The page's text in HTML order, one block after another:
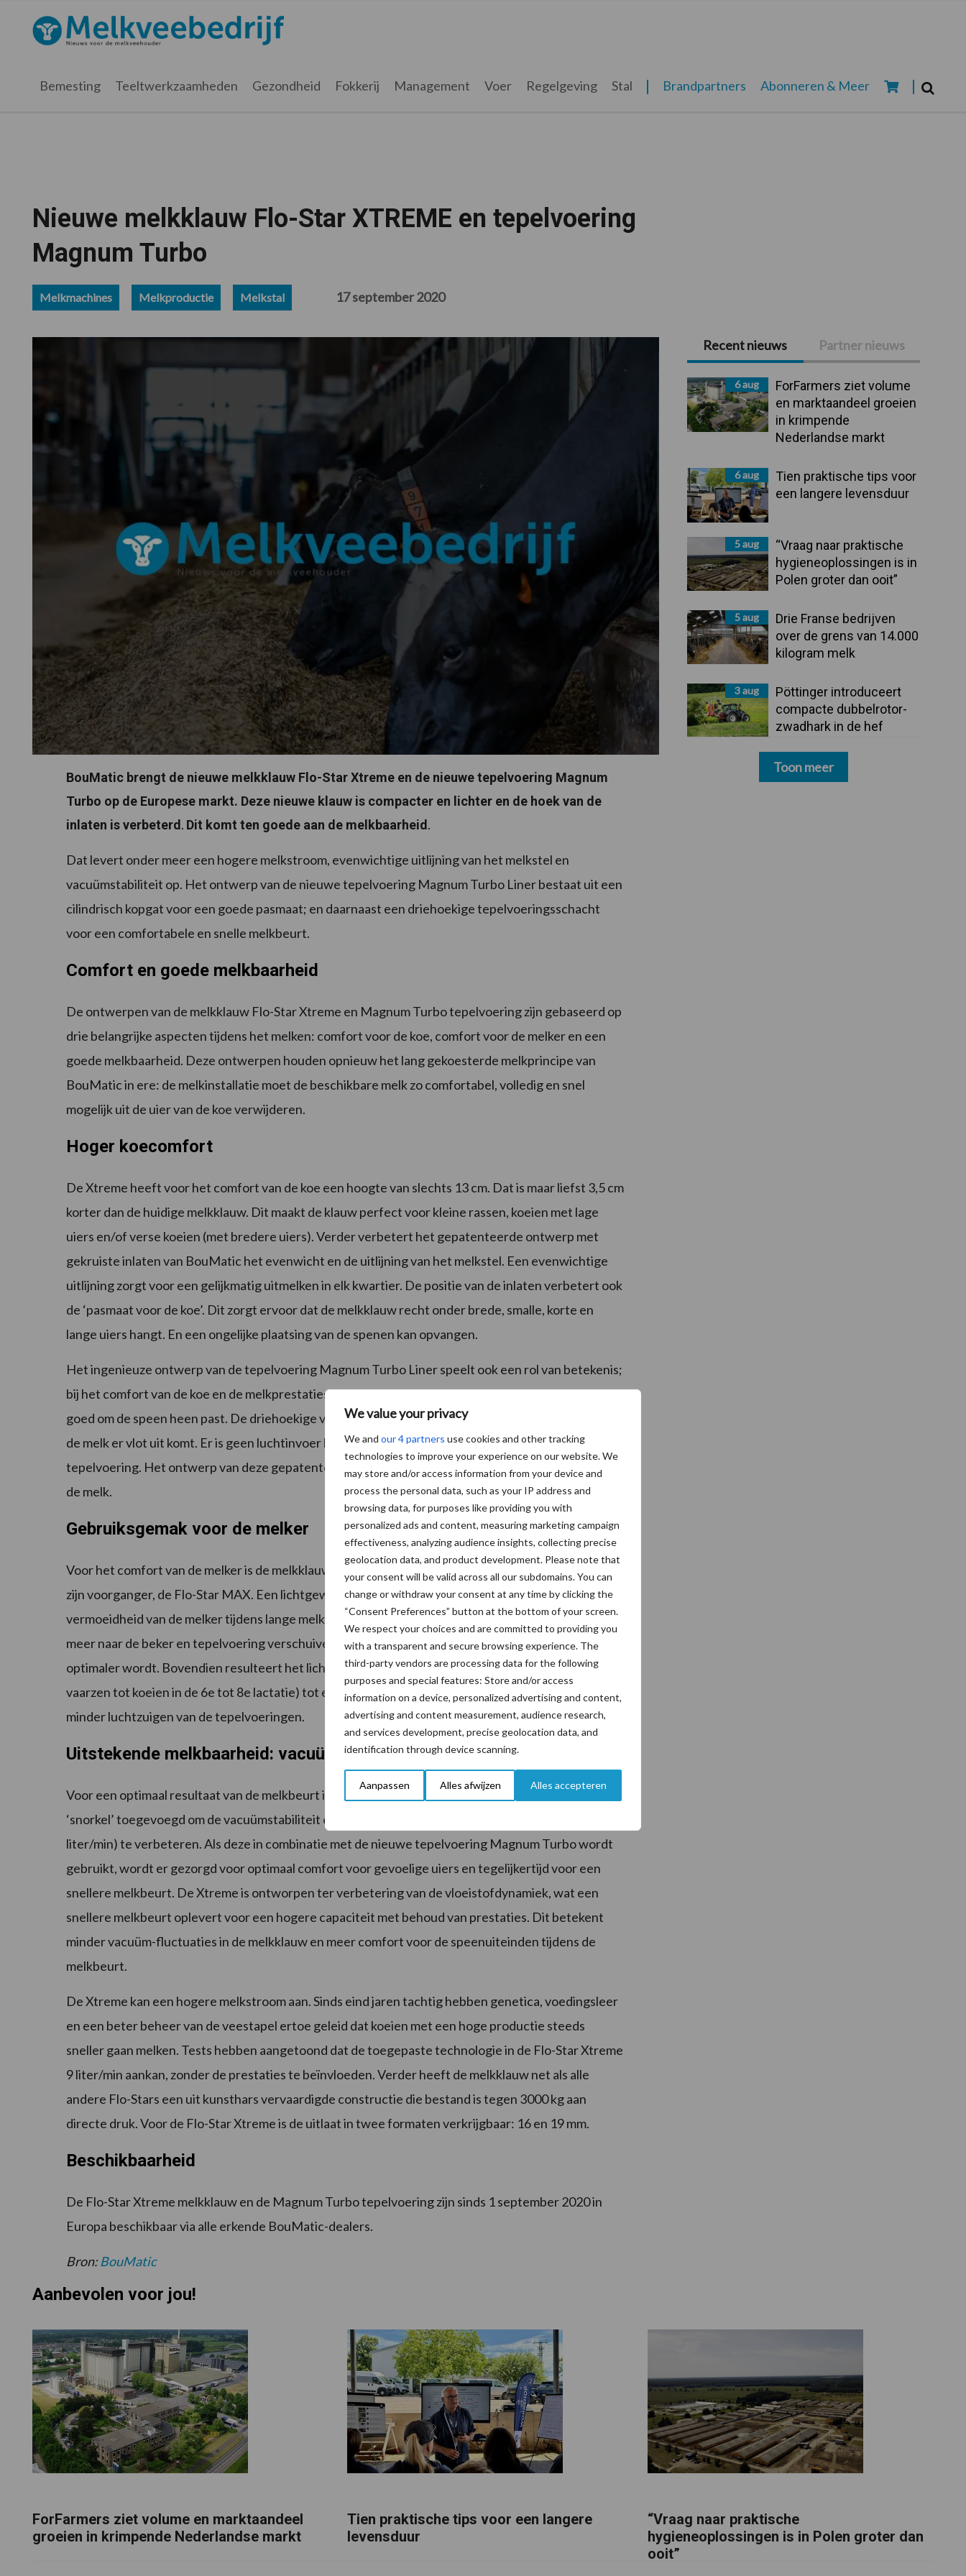
We value your privacy
We and our 4 partners use cookies and other tracking
technologies to improve your experience on our website. We
may store and/or access information from your device and
process the personal data, such as your IP address and
browsing data, for purposes like providing you with
personalized ads and content, measuring marketing campaign
effectiveness, analyzing audience insights, collecting precise
geolocation data, and product development. Please note that
your consent will be valid across all our subdomains. You can
change or withdraw your consent at any time by clicking the
“Consent Preferences” button at the bottom of your screen.
We respect your choices and are committed to providing you
with a transparent and secure browsing experience. The
third-party vendors are processing data for the following
purposes and special features: Store and/or access
information on a device, personalized advertising and content,
advertising and content measurement, audience research,
and services development, precise geolocation data, and
identification through device scanning.
Aanpassen Alles afwijzen Alles accepteren
hoofdnavigatie
hoofd
eerste
voettekst
Melkveebedrijf.nl
Bemesting Teeltwerkzaamheden Gezondheid Fokkerij Management Voer Regelgeving Stal Brandpartners Abonneren & Meer
Nieuwe melkklauw Flo-Star XTREME en tepelvoering
Magnum Turbo
Melkmachines Melkproductie Melkstal 17 september 2020
BouMatic brengt de nieuwe melkklauw Flo-Star Xtreme en de nieuwe tepelvoering Magnum
Turbo op de Europese markt. Deze nieuwe klauw is compacter en lichter en de hoek van de
inlaten is verbeterd. Dit komt ten goede aan de melkbaarheid.
Dat levert onder meer een hogere melkstroom, evenwichtige uitlijning van het melkstel en
vacuümstabiliteit op. Het ontwerp van de nieuwe tepelvoering Magnum Turbo Liner bestaat uit een
cilindrisch kopgat voor een goede pasmaat; en daarnaast een driehoekige tepelvoeringsschacht
voor een comfortabele en snelle melkbeurt.
Comfort en goede melkbaarheid
De ontwerpen van de melkklauw Flo-Star Xtreme en Magnum Turbo tepelvoering zijn gebaseerd op
drie belangrijke aspecten tijdens het melken: comfort voor de koe, comfort voor de melker en een
goede melkbaarheid. Deze ontwerpen houden opnieuw het lang gekoesterde melkprincipe van
BouMatic in ere: de melkinstallatie moet de beschikbare melk zo comfortabel, volledig en snel
mogelijk uit de uier van de koe verwijderen.
Hoger koecomfort
De Xtreme heeft voor het comfort van de koe een hoogte van slechts 13 cm. Dat is maar liefst 3,5 cm
korter dan de huidige melkklauw. Dit maakt de klauw perfect voor kleine rassen, koeien met lage
uiers en/of verse koeien (met bredere uiers). Verder verbetert het gepatenteerde ontwerp met
gekruiste inlaten van BouMatic het evenwicht en de uitlijning van het melkstel. Een evenwichtige
uitlijning zorgt voor een gelijkmatig uitmelken in elk kwartier. De positie van de inlaten verbetert ook
de ‘pasmaat voor de koe’. Dit zorgt ervoor dat de melkklauw recht onder brede, smalle, korte en
lange uiers hangt. En een ongelijke plaatsing van de spenen kan opvangen.
Het ingenieuze ontwerp van de tepelvoering Magnum Turbo Liner speelt ook een rol van betekenis;
bij het comfort van de koe en de melkprestaties. Het cilindrische kopgat zorgt dat de tepelvoering
goed om de speen heen past. De driehoekige vorm zorgt dat deze de speen zachter masseert en dat
de melk er vlot uit komt. Er is geen luchtinvoer bij de melkklauw. Dit gebeurt op het niveau van elke
tepelvoering. Het ontwerp van deze gepatenteerde ‘ventilatie’ zorgt voor een snellere afvoer van
de melk.
Gebruiksgemak voor de melker
Voor het comfort van de melker is de melkklauw nog lichter geworden, met name 85 gram lichter dan
zijn voorganger, de Flo-Star MAX. Een lichtgewicht melkklauw is gemakkelijk in gebruik en kan de
vermoeidheid van de melker tijdens lange melk-shifts verminderen. Verder kan deze het gewicht
meer naar de beker en tepelvoering verschuiven, waardoor de uitlijning van het melkstel nog
optimaler wordt. Bovendien resulteert het lichtere gewicht van het melkstel bij alle melkkoeien (van
vaarzen tot koeien in de 6e tot 8e lactatie) tot een minder vaak afzakken van de melkklauwen en
minder luchtzuigen van de tepelvoeringen.
Uitstekende melkbaarheid: vacuümstabiliteit en snelheid
Voor een optimaal resultaat van de melkbeurt is er onafhankelijk van de melkstroom een vacuüm
‘snorkel’ toegevoegd om de vacuümstabiliteit en snelheid van de melkbeurt (melkstroom: 9
liter/min) te verbeteren. Als deze in combinatie met de nieuwe tepelvoering Magnum Turbo wordt
gebruikt, wordt er gezorgd voor optimaal comfort voor gevoelige uiers en tegelijkertijd voor een
snellere melkbeurt. De Xtreme is ontworpen ter verbetering van de vloeistofdynamiek, wat een
snellere melkbeurt oplevert voor een hogere capaciteit met behoud van prestaties. Dit betekent
minder vacuüm-fluctuaties in de melkklauw en meer comfort voor de speenuiteinden tijdens de
melkbeurt.
De Xtreme kan een hogere melkstroom aan. Sinds eind jaren tachtig hebben genetica, voedingsleer
en een beter beheer van de veestapel ertoe geleid dat koeien met een hoge productie steeds
sneller gaan melken. Tests hebben aangetoond dat de toegepaste technologie in de Flo-Star Xtreme
9 liter/min aankan, zonder de prestaties te beïnvloeden. Verder heeft de melkklauw net als alle
andere Flo-Stars een uit kunsthars vervaardigde constructie die bestand is tegen 3000 kg aan
directe druk. Voor de Flo-Star Xtreme is de uitlaat in twee formaten verkrijgbaar: 16 en 19 mm.
Beschikbaarheid
De Flo-Star Xtreme melkklauw en de Magnum Turbo tepelvoering zijn sinds 1 september 2020 in
Europa beschikbaar via alle erkende BouMatic-dealers.
Bron:BouMatic
Primaire
Sidebar
Recent nieuws Partner nieuws
6 aug
ForFarmers ziet volume
en marktaandeel groeien
in krimpende
Nederlandse markt
6 aug
Tien praktische tips voor
een langere levensduur
5 aug
“Vraag naar praktische
hygieneoplossingen is in
Polen groter dan ooit”
5 aug
Drie Franse bedrijven
over de grens van 14.000
kilogram melk
3 aug
Pöttinger introduceert
compacte dubbelrotor-
zwadhark in de hef
Toon meer
Aanbevolen voor jou!
ForFarmers ziet volume en marktaandeel
groeien in krimpende Nederlandse markt
Tien praktische tips voor een langere
levensduur
“Vraag naar praktische
hygieneoplossingen is in Polen groter dan
ooit”